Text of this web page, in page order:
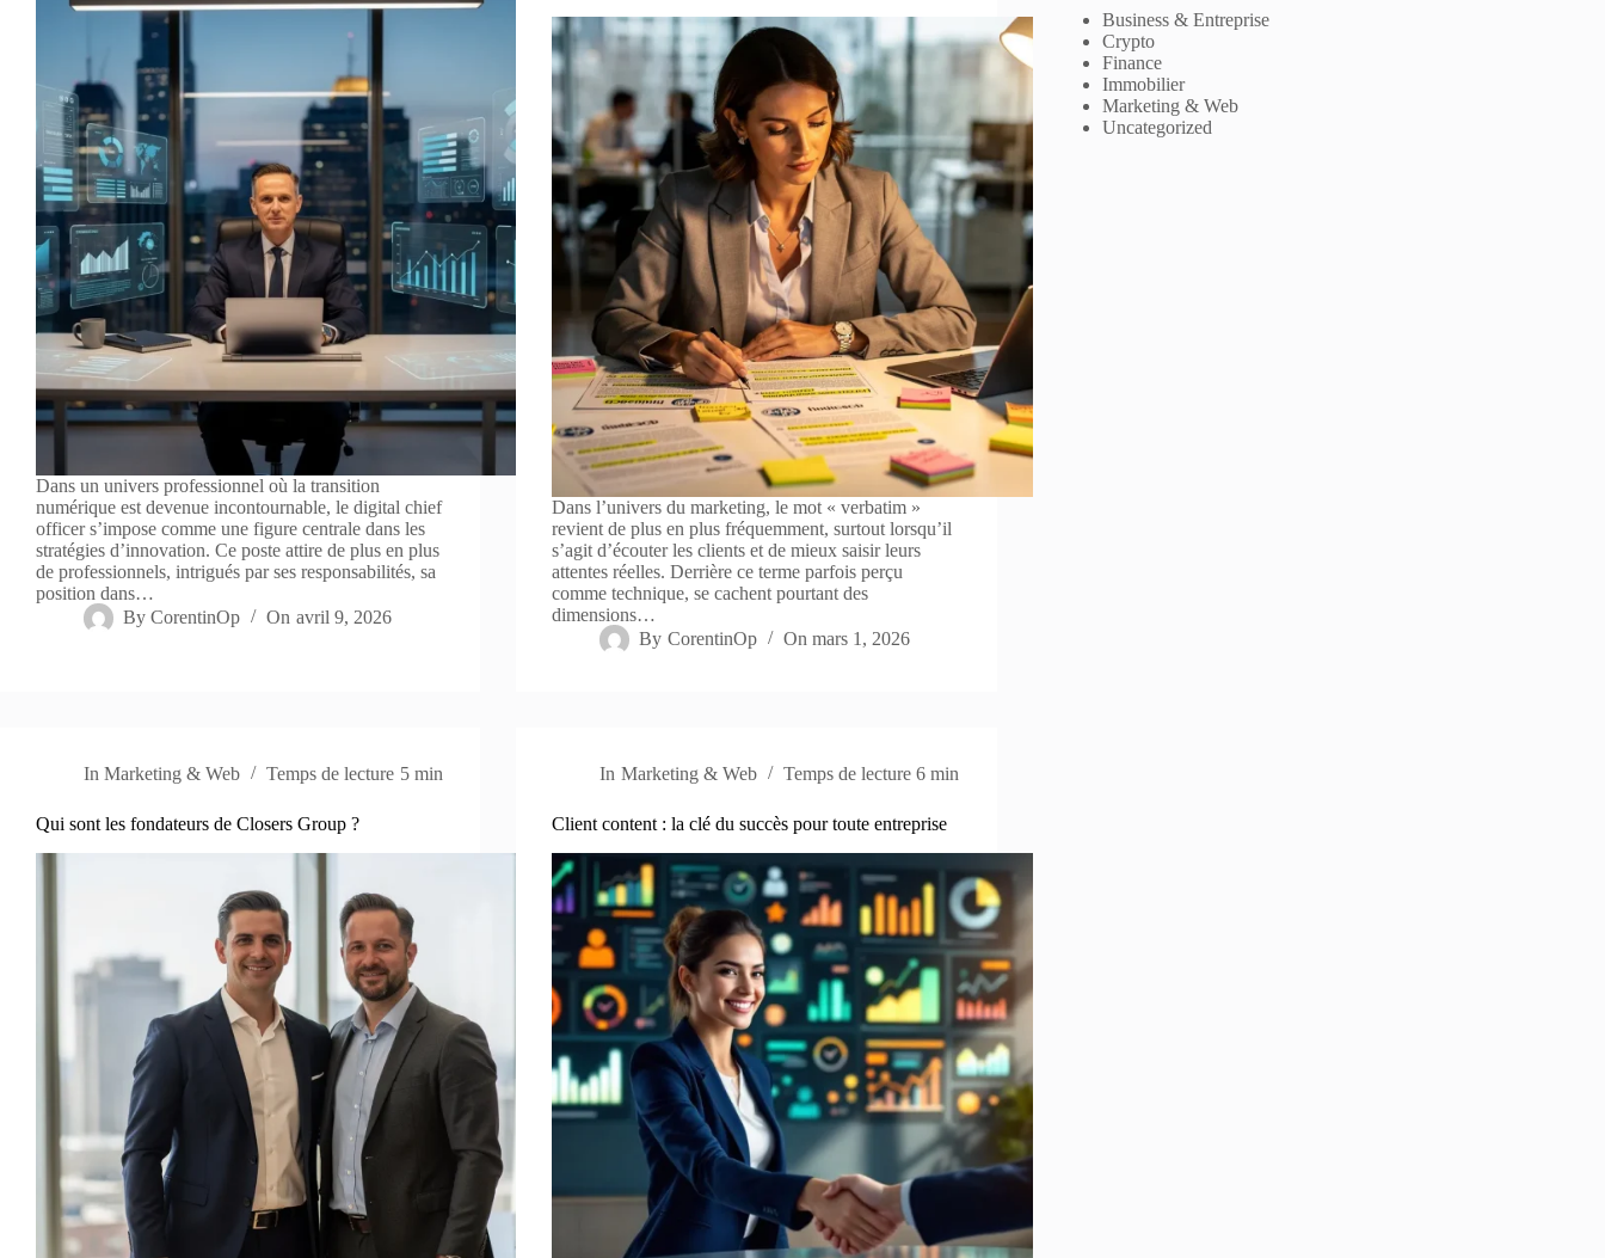
Dans un univers professionnel où la transition
numérique est devenue incontournable, le digital chief
officer s’impose comme une figure centrale dans les
stratégies d’innovation. Ce poste attire de plus en plus
de professionnels, intrigués par ses responsabilités, sa
position dans…
By CorentinOp On avril 9, 2026
Dans l’univers du marketing, le mot « verbatim »
revient de plus en plus fréquemment, surtout lorsqu’il
s’agit d’écouter les clients et de mieux saisir leurs
attentes réelles. Derrière ce terme parfois perçu
comme technique, se cachent pourtant des
dimensions…
By CorentinOp On mars 1, 2026
In Marketing & Web Temps de lecture 5 min
Qui sont les fondateurs de Closers Group ?
In Marketing & Web Temps de lecture 6 min
Client content : la clé du succès pour toute entreprise
Business & Entreprise
Crypto
Finance
Immobilier
Marketing & Web
Uncategorized